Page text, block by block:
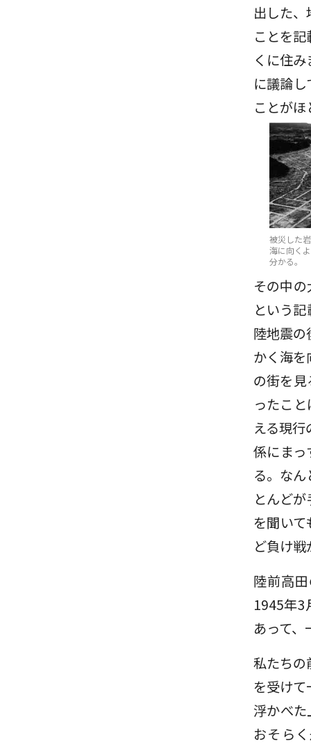
出した
ことを
くに住
に議論
ことが
被災した
海に向く
分かる。
その中
という
陸地震
かく海
の街を
ったこ
える現
係にまっ
る。な
とんど
を聞い
ど負け
陸前高
1945年3
あって
私たちの
を受け
浮かべ
おそら